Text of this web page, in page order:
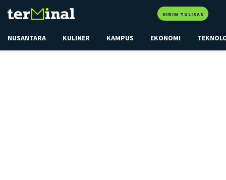
KIRIM TULISAN
NUSANTARA KULINER KAMPUS EKONOMI